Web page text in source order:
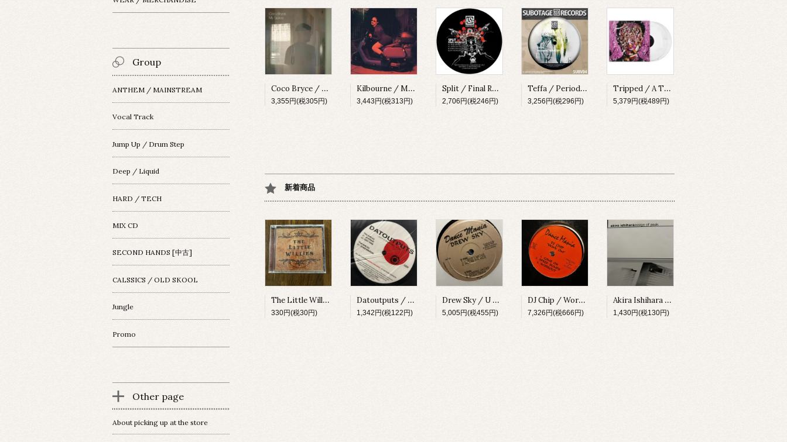
Coco Bryce / My Space [PRSPCT299][2023]
3,355円(税305円)
Kilbourne / Milkshake [PRSPCT304][2023]
3,443円(税313円)
Split / Final Round EP [SUBV03][2023]
2,706円(税246円)
Teffa / Periodic Wave EP [SUBV04][2023]
3,256円(税296円)
Tripped / A Thing About Something [MADLP001][2023]
5,379円(税489円)
新着商品
The Little Willies / The Little Willies [0946 3 52727 2 7][2006]
330円(税30円)
Datoutputs / Joyraid EP [PRRUK009][1997]
1,342円(税122円)
Drew Sky / U Got 2 Move [DM155][1996]
5,005円(税455円)
DJ Chip / Work Out [DM121][1995]
7,326円(税666円)
Akira Ishihara / Assign Of Peak [kaz48][2004]
1,430円(税130円)
Group
ANTHEM / MAINSTREAM
Vocal Track
Jump Up / Drum Step
Deep / Liquid
HARD / TECH
MIX CD
SECOND HANDS [中古]
CALSSICS / OLD SKOOL
Jungle
Promo
Other page
About picking up at the store